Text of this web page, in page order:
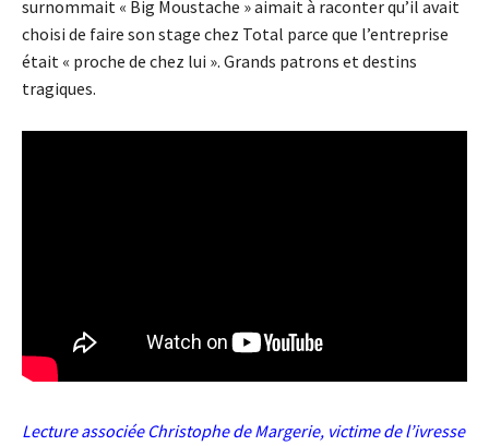
surnommait « Big Moustache » aimait à raconter qu’il avait
choisi de faire son stage chez Total parce que l’entreprise
était « proche de chez lui ». Grands patrons et destins
tragiques.
Lecture associée Christophe de Margerie, victime de l’ivresse